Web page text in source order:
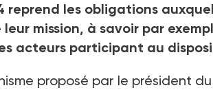
reprend les obligations
mission, à savoir par
acteurs participant au
proposé par le président du